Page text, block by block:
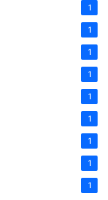
1
1
1
1
1
1
1
1
1